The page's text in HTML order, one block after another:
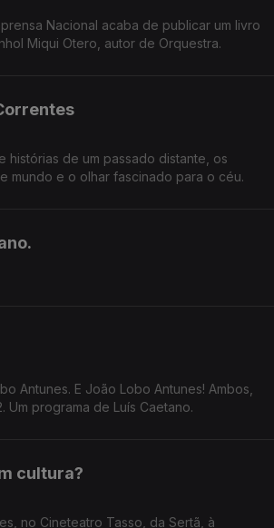
Nacional acaba de publicar um livro
Miqui Otero, autor de Orquestra.
histórias de um passado distante, os
mundo e o olhar fascinado para o céu.
Antunes. E João Lobo Antunes! Ambos,
Um programa de Luís Caetano.
cultura?
no Cineteatro Tasso, da Sertã, à